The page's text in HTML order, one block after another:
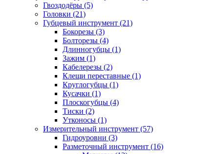
Гвоздодёры (5)
Головки (21)
Губцевый инструмент (21)
Бокорезы (3)
Болторезы (4)
Длинногубцы (1)
Зажим (1)
Кабелерезы (2)
Клещи переставные (1)
Круглогубцы (1)
Кусачки (1)
Плоскогубцы (4)
Тиски (2)
Утконосы (1)
Измерительный инструмент (57)
Гидроуровни (3)
Разметочный инструмент (16)